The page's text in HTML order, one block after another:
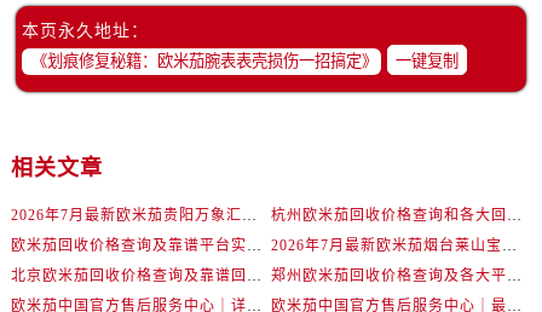
辽宁省抚顺市新抚区东一路欧米茄售后服务中心（需提前预约）
辽宁省铁岭市银州区南马路欧米茄售后服务中心（需提前预约）
辽宁省营口市站前区市府路与渤海大街交叉口欧米茄售后服务中心（需提前预约）
辽宁省沈阳市沈河区中街路137号亨得利名表维修授权店1楼欧米茄售后服务中心（需提前预约）
本页永久地址：
一键复制
相关文章
2026年7月最新欧米茄贵阳万象汇维修保养服务电话
杭州欧米茄回收价格查询和各大回收平台实测排行（2026年7月最新数据）
欧米茄回收价格查询及靠谱平台实测排行(2026年7月最新)
2026年7月最新欧米茄烟台莱山宝龙广场维修保养服务电话
北京欧米茄回收价格查询及靠谱回收平台实测排行（2026年7月最新数据）
郑州欧米茄回收价格查询及各大平台实测排行(2026年7月最新数据)
欧米茄中国官方售后服务中心｜详细地址与售后电话权威信息通知（2026年7月最新）
欧米茄中国官方售后服务中心｜最新维修地址及官方电话权威信息通告（2026年7月最新）